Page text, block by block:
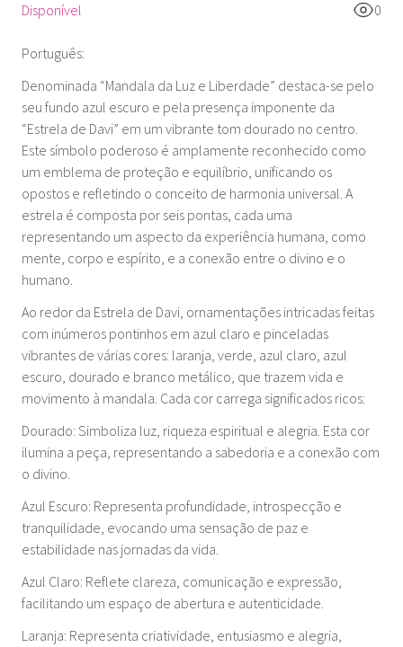
Disponível 0
Português:
Denominada “Mandala da Luz e Liberdade” destaca-se pelo
seu fundo azul escuro e pela presença imponente da
“Estrela de Davi” em um vibrante tom dourado no centro.
Este símbolo poderoso é amplamente reconhecido como
um emblema de proteção e equilíbrio, unificando os
opostos e refletindo o conceito de harmonia universal. A
estrela é composta por seis pontas, cada uma
representando um aspecto da experiência humana, como
mente, corpo e espírito, e a conexão entre o divino e o
humano.
Ao redor da Estrela de Davi, ornamentações intricadas feitas
com inúmeros pontinhos em azul claro e pinceladas
vibrantes de várias cores: laranja, verde, azul claro, azul
escuro, dourado e branco metálico, que trazem vida e
movimento à mandala. Cada cor carrega significados ricos:
Dourado: Simboliza luz, riqueza espiritual e alegria. Esta cor
ilumina a peça, representando a sabedoria e a conexão com
o divino.
Azul Escuro: Representa profundidade, introspecção e
tranquilidade, evocando uma sensação de paz e
estabilidade nas jornadas da vida.
Azul Claro: Reflete clareza, comunicação e expressão,
facilitando um espaço de abertura e autenticidade.
Laranja: Representa criatividade, entusiasmo e alegria,